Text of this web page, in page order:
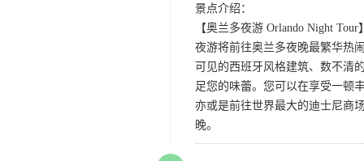
景点介绍：
【奥兰多夜游 Orlando Night Tour
夜游将前往奥兰多夜晚最繁华热
可见的西班牙风格建筑、数不清
足您的味蕾。您可以在享受一顿
亦或是前往世界最大的迪士尼商
晚。